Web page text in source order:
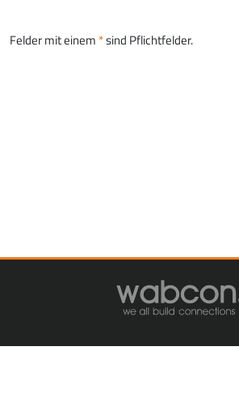
Felder mit einem sind Pflichtfelder.